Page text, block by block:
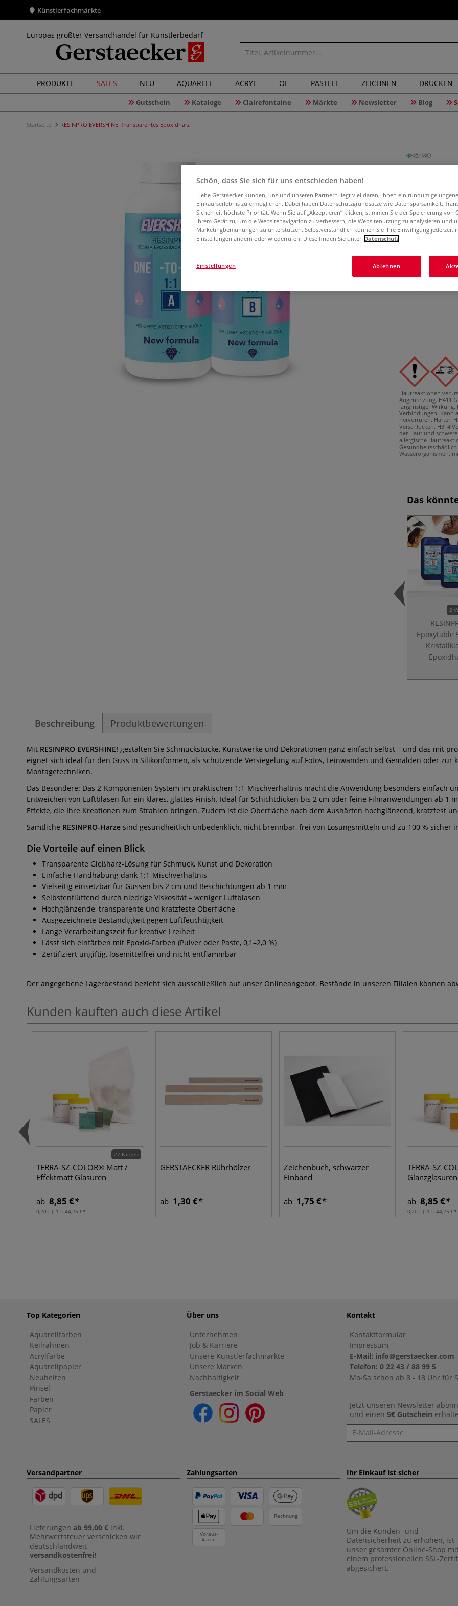
Künstlerfachmärkte
Europas größter Versandhandel für Künstlerbedarf
PRODUKTE SALES NEU AQUARELL ACRYL ÖL PASTELL ZEICHNEN DRUCKEN
Gutschein Kataloge Clairefontaine Märkte Newsletter Blog
Startseite RESINPRO EVERSHINE! Transparentes Epoxidharz
Kristallklares
für Schmuck,
Transparenz
Hautreaktionen
Augenreizung. H411
langfristiger Wirkung.
Verbindungen. Kann
hervorrufen. Härter:
Verschlucken. H314
der Haut und
allergische
Wasserorganismen,
Das
2
Epoxytable
Beschreibung Produktbewertungen
Mit RESINPRO EVERSHINE! gestalten Sie Schmuckstücke, Kunstwerke und Dekorationen ganz einfach selbst – und das mit
eignet sich ideal für den Guss in Silikonformen, als schützende Versiegelung auf Fotos, Leinwänden und Gemälden oder zur
Montagetechniken.
Das Besondere: Das 2-Komponenten-System im praktischen 1:1-Mischverhältnis macht die Anwendung besonders einfach
Entweichen von Luftblasen für ein klares, glattes Finish. Ideal für Schichtdicken bis 2 cm oder feine Filmanwendungen ab 1
Effekte, die Ihre Kreationen zum Strahlen bringen. Zudem ist die Oberfläche nach dem Aushärten hochglänzend, kratzfest
Sämtliche RESINPRO-Harze sind gesundheitlich unbedenklich, nicht brennbar, frei von Lösungsmitteln und zu 100 % sicher
Die Vorteile auf einen Blick
Transparente Gießharz-Lösung für Schmuck, Kunst und Dekoration
Einfache Handhabung dank 1:1-Mischverhältnis
Vielseitig einsetzbar für Güssen bis 2 cm und Beschichtungen ab 1 mm
Selbstentlüftend durch niedrige Viskosität – weniger Luftblasen
Hochglänzende, transparente und kratzfeste Oberfläche
Ausgezeichnete Beständigkeit gegen Luftfeuchtigkeit
Lange Verarbeitungszeit für kreative Freiheit
Lässt sich einfärben mit Epoxid-Farben (Pulver oder Paste, 0,1–2,0 %)
Zertifiziert ungiftig, lösemittelfrei und nicht entflammbar
Der angegebene Lagerbestand bezieht sich ausschließlich auf unser Onlineangebot. Bestände in unseren Filialen können
Kunden kauften auch diese Artikel
27 Farben
TERRA-SZ-COLOR® Matt /
Effektmatt Glasuren
ab 8,85 €
0,20 l | 1 l: 44,25 €
GERSTAECKER Rührhölzer
ab 1,30 €
Zeichenbuch, schwarzer
Einband
ab 1,75 €
TERRA-SZ-
Glanzglasuren
ab 8,85 €
0,20 l | 1 l: 44,25 €
Top Kategorien
Aquarellfarben
Keilrahmen
Acrylfarbe
Aquarellpapier
Neuheiten
Pinsel
Farben
Papier
SALES
Über uns
Unternehmen
Job & Karriere
Unsere Künstlerfachmärkte
Unsere Marken
Nachhaltigkeit
Gerstaecker im Social Web
Kontakt
Kontaktformular
Impressum
E-Mail: info@gerstaecker.com
Telefon: 0 22 43 / 88 99 5
Mo-Sa schon ab 8 - 18 Uhr für
Jetzt unseren Newsletter
und einen 5€ Gutschein
Newsletter
Versandpartner
Lieferungen ab 99,00 € inkl.
Mehrwertsteuer verschicken wir
deutschlandweit
versandkostenfrei!
Versandkosten und
Zahlungsarten
Zahlungsarten
Rechnung
Voraus-
kasse
Ihr Einkauf ist sicher
Um die Kunden- und
Datensicherheit zu erhöhen, ist
unser gesamter Online-Shop
einem professionellen SSL-
abgesichert.
Schön, dass Sie sich für uns entschieden haben!
Liebe Gerstaecker Kunden, uns und unseren Partnern liegt viel daran, Ihnen ein rundum
Einkaufserlebnis zu ermöglichen. Dabei haben Datenschutzgrundsätze wie Datensparsamkeit,
Sicherheit höchste Priorität. Wenn Sie auf „Akzeptieren“ klicken, stimmen Sie der Speicherung von
Ihrem Gerät zu, um die Websitenavigation zu verbessern, die Websitenutzung zu analysieren und
Marketingbemühungen zu unterstützen. Selbstverständlich können Sie Ihre Einwilligung jederzeit
Einstellungen ändern oder wiederrufen. Diese finden Sie unter Datenschutz
Ablehnen
Einstellungen